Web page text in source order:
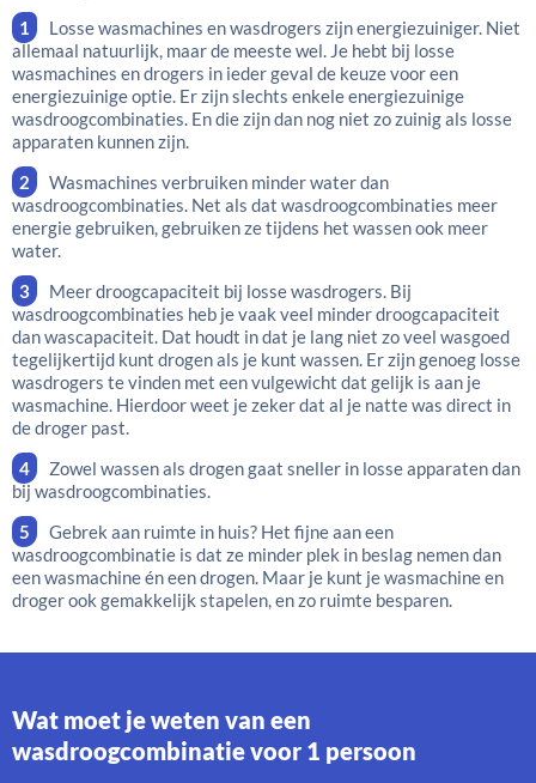
Losse wasmachines en wasdrogers zijn energiezuiniger. Niet
allemaal natuurlijk, maar de meeste wel. Je hebt bij losse
wasmachines en drogers in ieder geval de keuze voor een
energiezuinige optie. Er zijn slechts enkele energiezuinige
wasdroogcombinaties. En die zijn dan nog niet zo zuinig als losse
apparaten kunnen zijn.
Wasmachines verbruiken minder water dan
wasdroogcombinaties. Net als dat wasdroogcombinaties meer
energie gebruiken, gebruiken ze tijdens het wassen ook meer
water.
Meer droogcapaciteit bij losse wasdrogers. Bij
wasdroogcombinaties heb je vaak veel minder droogcapaciteit
dan wascapaciteit. Dat houdt in dat je lang niet zo veel wasgoed
tegelijkertijd kunt drogen als je kunt wassen. Er zijn genoeg losse
wasdrogers te vinden met een vulgewicht dat gelijk is aan je
wasmachine. Hierdoor weet je zeker dat al je natte was direct in
de droger past.
Zowel wassen als drogen gaat sneller in losse apparaten dan
bij wasdroogcombinaties.
Gebrek aan ruimte in huis? Het fijne aan een
wasdroogcombinatie is dat ze minder plek in beslag nemen dan
een wasmachine én een drogen. Maar je kunt je wasmachine en
droger ook gemakkelijk stapelen, en zo ruimte besparen.
Wat moet je weten van een
wasdroogcombinatie voor 1 persoon